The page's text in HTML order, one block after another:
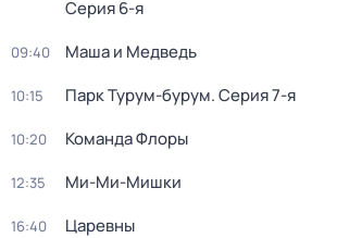
Серия 6-я
09:40 Маша и Медведь
10:15 Парк Турум-бурум. Серия 7-я
10:20 Команда Флоры
12:35 Ми-Ми-Мишки
16:40 Царевны